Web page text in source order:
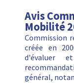
Avis
Mobilité
Commission
créée en
d'évaluer
général,